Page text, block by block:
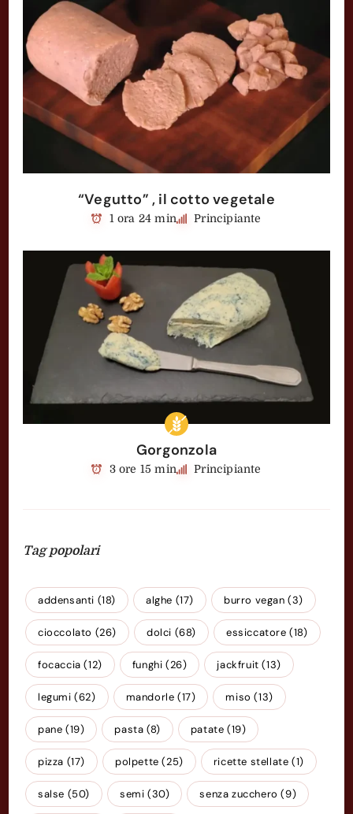
“Vegutto” , il cotto vegetale
1 ora 24 min Principiante
Gorgonzola
3 ore 15 min Principiante
Tag popolari
addensanti (18) alghe (17) burro vegan (3)
cioccolato (26) dolci (68) essiccatore (18)
focaccia (12) funghi (26) jackfruit (13)
legumi (62) mandorle (17) miso (13)
pane (19) pasta (8) patate (19)
pizza (17) polpette (25) ricette stellate (1)
salse (50) semi (30) senza zucchero (9)